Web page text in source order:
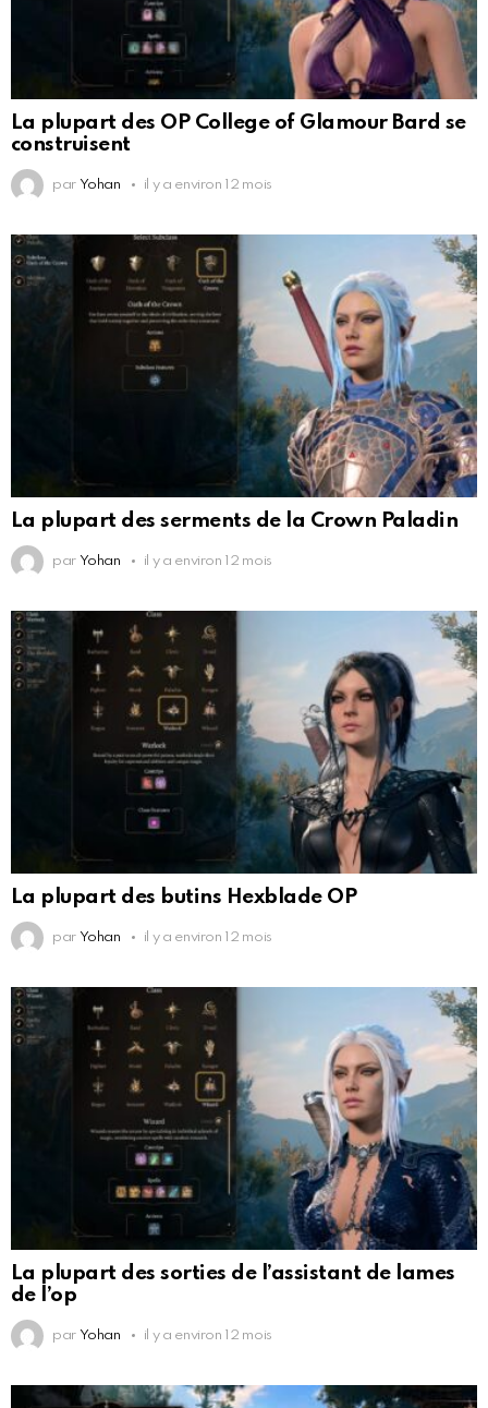
La plupart des OP College of Glamour Bard se
construisent
par Yohan il y a environ 12 mois
La plupart des serments de la Crown Paladin
par Yohan il y a environ 12 mois
La plupart des butins Hexblade OP
par Yohan il y a environ 12 mois
La plupart des sorties de l’assistant de lames
de l’op
par Yohan il y a environ 12 mois